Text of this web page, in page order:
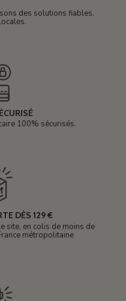
des solutions fiables,
100% sécurisés.
DÈS 129 €
site, en colis de moins de
métropolitaine